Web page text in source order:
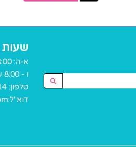
שעות
א-ה: 8:00 עד 20:30
ו - 8:00 עד 14:30
טלפון:
דוא"ל: